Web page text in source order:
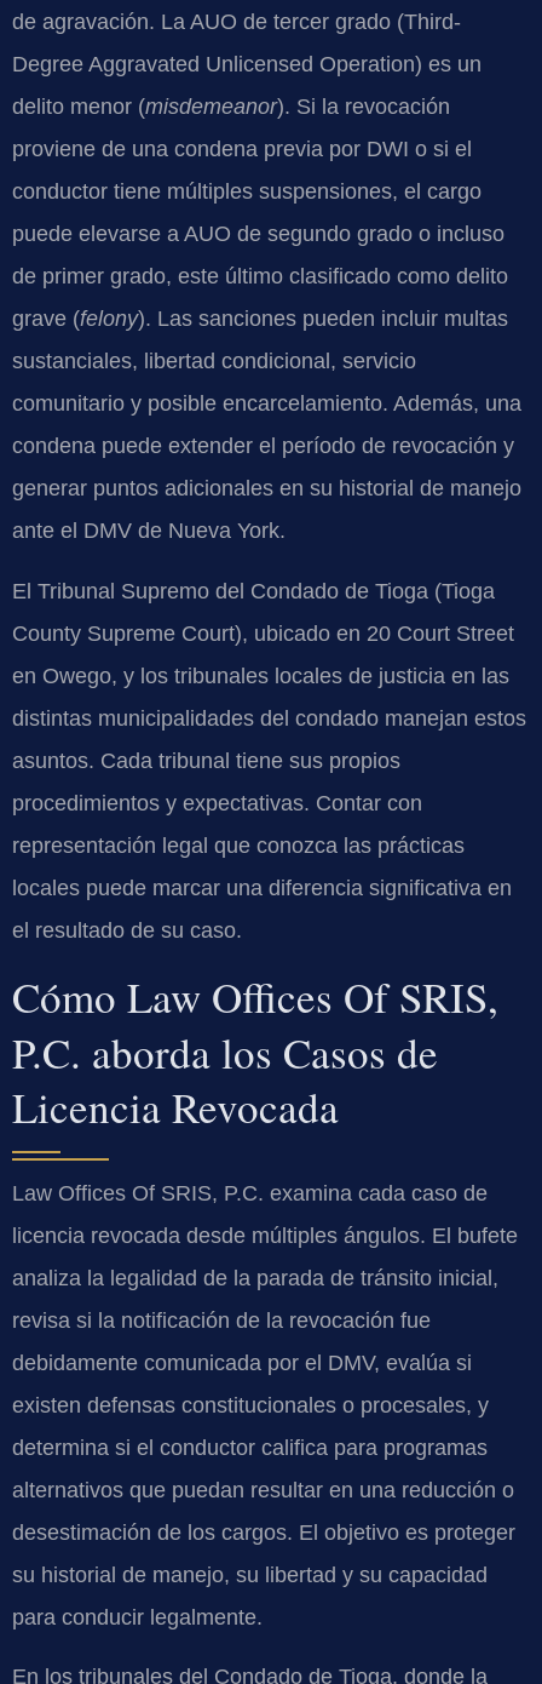
de agravación. La AUO de tercer grado (Third-
Degree Aggravated Unlicensed Operation) es un
delito menor (misdemeanor). Si la revocación
proviene de una condena previa por DWI o si el
conductor tiene múltiples suspensiones, el cargo
puede elevarse a AUO de segundo grado o incluso
de primer grado, este último clasificado como delito
grave (felony). Las sanciones pueden incluir multas
sustanciales, libertad condicional, servicio
comunitario y posible encarcelamiento. Además, una
condena puede extender el período de revocación y
generar puntos adicionales en su historial de manejo
ante el DMV de Nueva York.
El Tribunal Supremo del Condado de Tioga (Tioga
County Supreme Court), ubicado en 20 Court Street
en Owego, y los tribunales locales de justicia en las
distintas municipalidades del condado manejan estos
asuntos. Cada tribunal tiene sus propios
procedimientos y expectativas. Contar con
representación legal que conozca las prácticas
locales puede marcar una diferencia significativa en
el resultado de su caso.
Cómo Law Offices Of SRIS,
P.C. aborda los Casos de
Licencia Revocada
Law Offices Of SRIS, P.C. examina cada caso de
licencia revocada desde múltiples ángulos. El bufete
analiza la legalidad de la parada de tránsito inicial,
revisa si la notificación de la revocación fue
debidamente comunicada por el DMV, evalúa si
existen defensas constitucionales o procesales, y
determina si el conductor califica para programas
alternativos que puedan resultar en una reducción o
desestimación de los cargos. El objetivo es proteger
su historial de manejo, su libertad y su capacidad
para conducir legalmente.
En los tribunales del Condado de Tioga, donde la